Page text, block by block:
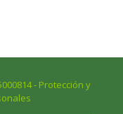
- Protección y